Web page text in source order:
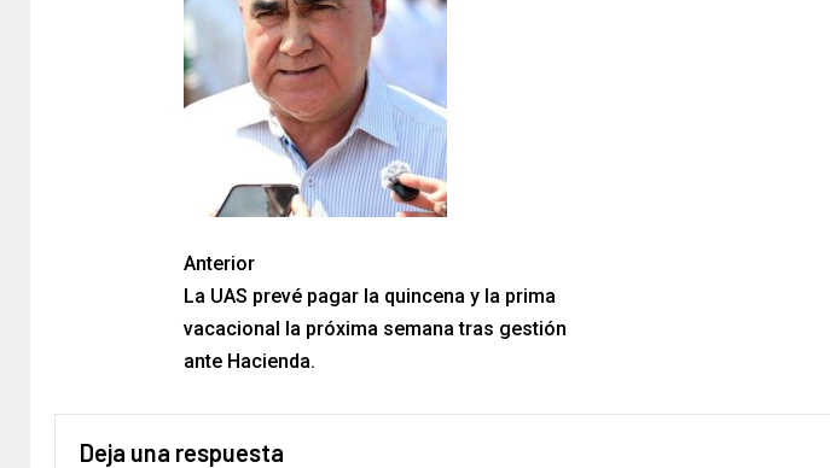
Anterior
La UAS prevé pagar la quincena y la prima
vacacional la próxima semana tras gestión
ante Hacienda.
Deja una respuesta